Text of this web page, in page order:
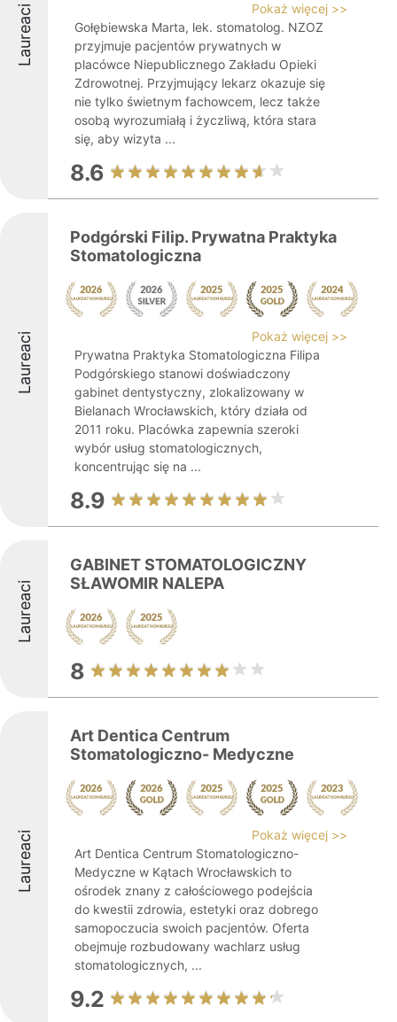
Laureaci
Pokaż więcej >>
Gołębiewska Marta, lek. stomatolog. NZOZ
przyjmuje pacjentów prywatnych w
placówce Niepublicznego Zakładu Opieki
Zdrowotnej. Przyjmujący lekarz okazuje się
nie tylko świetnym fachowcem, lecz także
osobą wyrozumiałą i życzliwą, która stara
się, aby wizyta ...
8.6
Laureaci
Podgórski Filip. Prywatna Praktyka
Stomatologiczna
Pokaż więcej >>
Prywatna Praktyka Stomatologiczna Filipa
Podgórskiego stanowi doświadczony
gabinet dentystyczny, zlokalizowany w
Bielanach Wrocławskich, który działa od
2011 roku. Placówka zapewnia szeroki
wybór usług stomatologicznych,
koncentrując się na ...
8.9
Laureaci
GABINET STOMATOLOGICZNY
SŁAWOMIR NALEPA
8
Laureaci
Art Dentica Centrum
Stomatologiczno- Medyczne
Pokaż więcej >>
Art Dentica Centrum Stomatologiczno-
Medyczne w Kątach Wrocławskich to
ośrodek znany z całościowego podejścia
do kwestii zdrowia, estetyki oraz dobrego
samopoczucia swoich pacjentów. Oferta
obejmuje rozbudowany wachlarz usług
stomatologicznych, ...
9.2